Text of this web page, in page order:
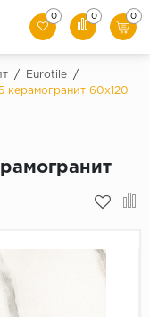
0 0 0
/ Eurotile
/
керамогранит 60x120